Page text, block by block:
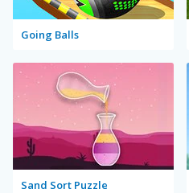
Going Balls
Sand Sort Puzzle